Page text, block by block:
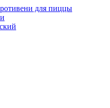
для пиццы